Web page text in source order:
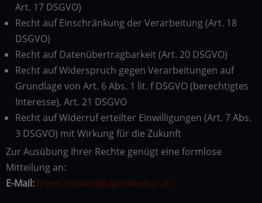
Art. 17 DSGVO)
Recht auf Einschränkung der Verarbeitung (Art. 18
DSGVO)
Recht auf Datenübertragbarkeit (Art. 20 DSGVO)
Recht auf Widerspruch gegen Verarbeitungen auf
Grundlage von Art. 6 Abs. 1 lit. f DSGVO (berechtigtes
Interesse), Art. 21 DSGVO
Recht auf Widerruf erteilter Einwilligungen (Art. 7 Abs.
3 DSGVO) mit Wirkung für die Zukunft
Zur Ausübung Ihrer Rechte genügt eine formlose
Mitteilung an:
E-Mail: bheinzlmaier@jugendkultur.at